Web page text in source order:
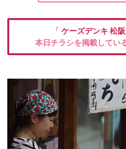
「 ケーズデンキ 松
本日チラシを掲載してい